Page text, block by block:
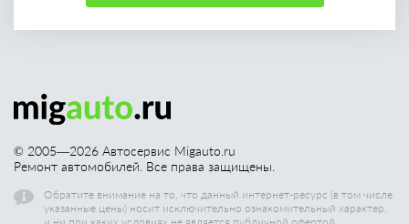
© 2005—2026 Автосервис Migauto.ru
Ремонт автомобилей. Все права защищены.
Обратите внимание на то, что данный интернет-ресурс (в том числе
указанные цены) носит исключительно ознакомительный характер,